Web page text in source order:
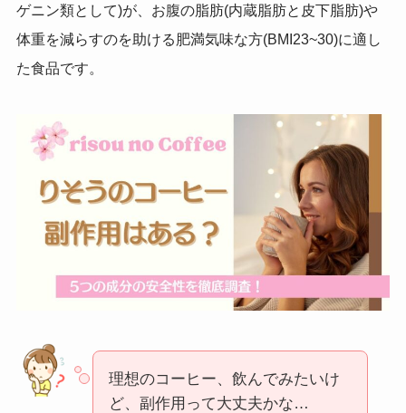
ゲニン類として)が、お腹の脂肪(内蔵脂肪と皮下脂肪)や
体重を減らすのを助ける肥満気味な方(BMI23~30)に適し
た食品です。
理想のコーヒー、飲んでみたいけ
ど、副作用って大丈夫かな…